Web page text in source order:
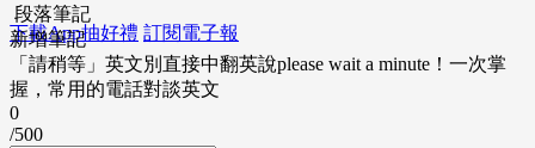
下載App抽好禮 訂閱電子報
段落筆記
新增筆記
「請稍等」英文別直接中翻英說please wait a minute！一次掌
握，常用的電話對談英文
0
/500